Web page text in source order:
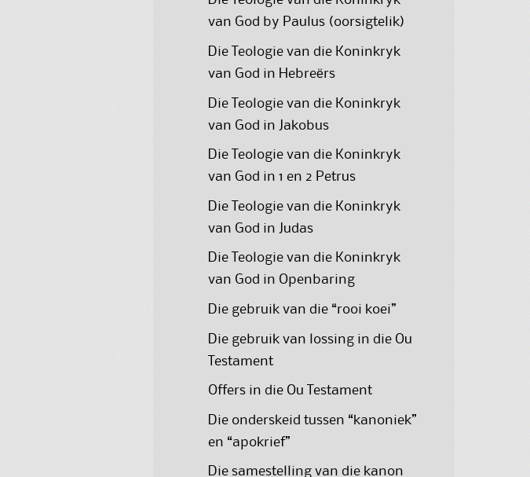
van God by Paulus (oorsigtelik)
Die Teologie van die Koninkryk
van God in Hebreërs
Die Teologie van die Koninkryk
van God in Jakobus
Die Teologie van die Koninkryk
van God in 1 en 2 Petrus
Die Teologie van die Koninkryk
van God in Judas
Die Teologie van die Koninkryk
van God in Openbaring
Die gebruik van die “rooi koei”
Die gebruik van lossing in die Ou
Testament
Offers in die Ou Testament
Die onderskeid tussen “kanoniek”
en “apokrief”
Die samestelling van die kanon